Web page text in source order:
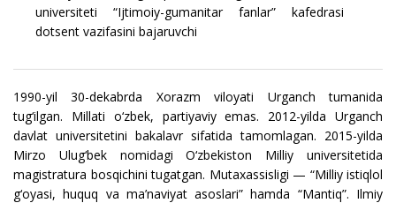
universiteti “Ijtimoiy-gumanitar fanlar” kafedrasi
dotsent vazifasini bajaruvchi
1990-yil 30-dekabrda Xorazm viloyati Urganch tumanida
tug‘ilgan. Millati o‘zbek, partiyaviy emas. 2012-yilda Urganch
davlat universitetini bakalavr sifatida tamomlagan. 2015-yilda
Mirzo Ulug‘bek nomidagi O‘zbekiston Milliy universitetida
magistratura bosqichini tugatgan. Mutaxassisligi — “Milliy istiqlol
g‘oyasi, huquq va ma’naviyat asoslari” hamda “Mantiq”. Ilmiy